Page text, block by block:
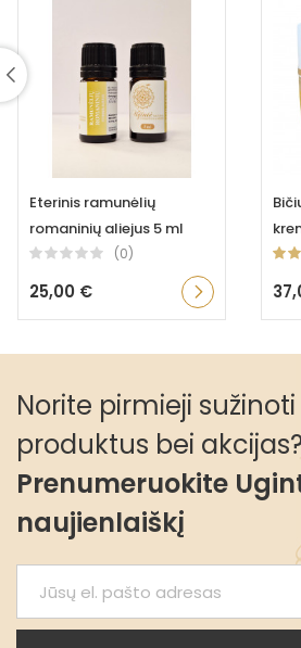
Eterinis ramunėlių
romaninių aliejus 5 ml
(0)
25,00 €
Norite pirmieji
produktus bei
Prenumeruokite
naujienlaiškį